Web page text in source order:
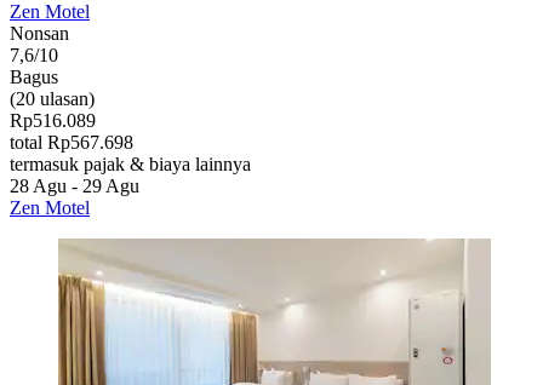
Zen Motel
Nonsan
7,6/10
Bagus
(20 ulasan)
Rp516.089
total Rp567.698
termasuk pajak & biaya lainnya
28 Agu - 29 Agu
Zen Motel